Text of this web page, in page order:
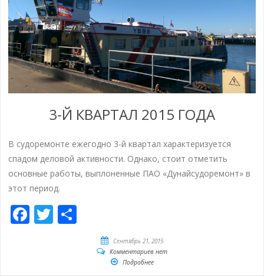
3-Й КВАРТАЛ 2015 ГОДА
В судоремонте ежегодно 3-й квартал характеризуется
спадом деловой активности. Однако, стоит отметить
основные работы, выплоненные ПАО «Дунайсудоремонт» в
этот период.
Facebook
Twitter
Сентябрь 21, 2015
Комментариев нет
Подробнее